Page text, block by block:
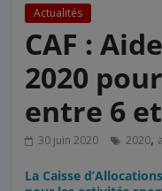
Actualités
CAF :
2020
entre 6
30 juin 2020 2020,
La Caisse